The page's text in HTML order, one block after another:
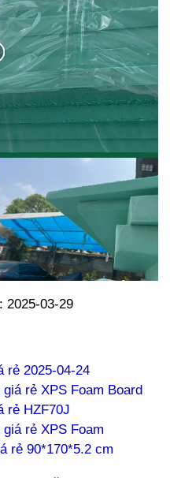
2025-03-29
rẻ 2025-04-24
rẻ XPS Foam Board
rẻ HZF70J
rẻ XPS Foam
rẻ 90*170*5.2 cm